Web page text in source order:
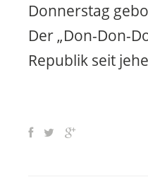
Donnerstag
Der „Don-Don-
Republik seit